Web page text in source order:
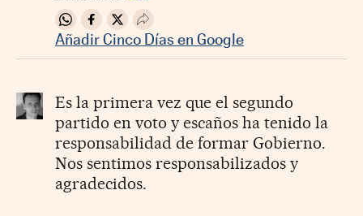
Compartir en Whatsapp
Compartir en Facebook
Compartir en Twitter
Desplegar Redes Sociales
Añadir Cinco Días en Google
Es la primera vez que el segundo
partido en voto y escaños ha tenido la
responsabilidad de formar Gobierno.
Nos sentimos responsabilizados y
agradecidos.